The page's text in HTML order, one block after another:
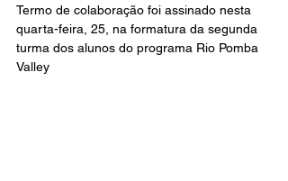
Termo de colaboração foi assinado nesta
quarta-feira, 25, na formatura da segunda
turma dos alunos do programa Rio Pomba
Valley